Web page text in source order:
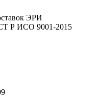
ЭРИ
Р ИСО 9001-2015